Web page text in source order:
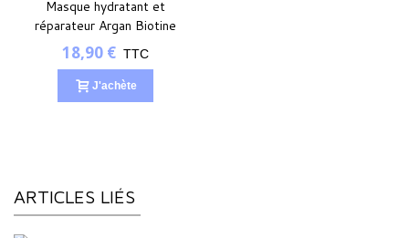
Masque hydratant et
réparateur Argan Biotine
18,90 € TTC
J'achète
ARTICLES LIÉS